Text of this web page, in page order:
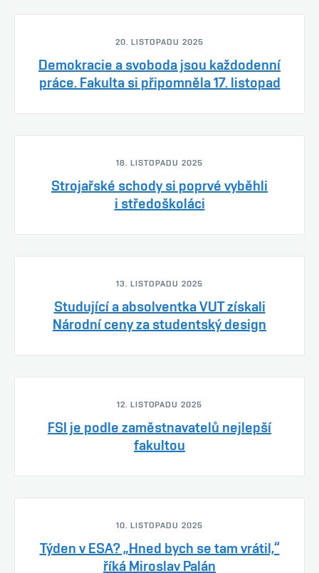
20. LISTOPADU 2025
Demokracie a svoboda jsou každodenní
práce. Fakulta si připomněla 17. listopad
18. LISTOPADU 2025
Strojařské schody si poprvé vyběhli
i středoškoláci
13. LISTOPADU 2025
Studující a absolventka VUT získali
Národní ceny za studentský design
12. LISTOPADU 2025
FSI je podle zaměstnavatelů nejlepší
fakultou
10. LISTOPADU 2025
Týden v ESA? „Hned bych se tam vrátil,“
říká Miroslav Palán